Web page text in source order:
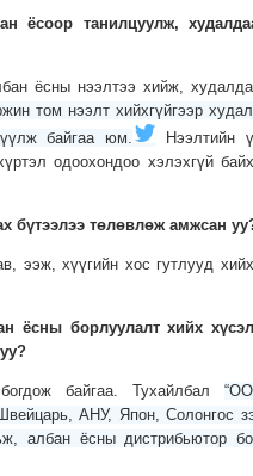
ёсоор танилцуулж,
ёсны нээлтээ хийж,
том нээлт хийхгүйгээр
байгаа юм.
Нээлтийн
одоохондоо хэлэхгүй
бүтээлээ төлөвлөж амжсан
ээж, хүүгийн хос гутлууд
ёсны борлуулалт хийх
байгаа. Тухайлбал
АНУ, Япон, Солонгос
албан ёсны дистрибьютор